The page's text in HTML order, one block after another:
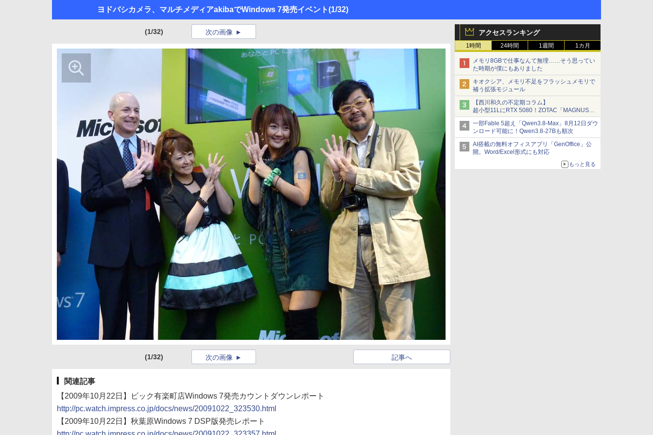
ヨドバシカメラ、マルチメディアakibaでWindows 7発売イベント(1/32)
アクセスランキング
1時間 24時間 1週間 1カ月
メモリ8GBで仕事なんて無理……そう思ってい
た時期が僕にもありました
キオクシア、メモリ不足をフラッシュメモリで
補う拡張モジュール
【西川和久の不定期コラム】
超小型11LにRTX 5080！ZOTAC「MAGNUS
ONE」最上位機の実力を探る
一部Fable 5超え「Qwen3.8-Max」8月12日ダウ
ンロード可能に！Qwen3.8-27Bも順次
AI搭載の無料オフィスアプリ「GenOffice」公
開。Word/Excel形式にも対応
もっと見る
(1/32) 次の画像
(1/32) 記事へ
次の画像
関連記事
【2009年10月22日】ビック有楽町店Windows 7発売カウントダウンレポート
http://pc.watch.impress.co.jp/docs/news/20091022_323530.html
【2009年10月22日】秋葉原Windows 7 DSP版発売レポート